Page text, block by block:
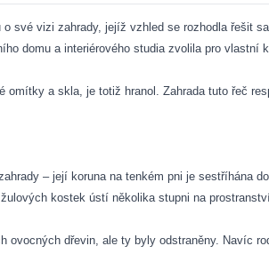
své vizi zahrady, jejíž vzhled se rozhodla řešit
domu a interiérového studia zvolila pro vlastní
a skla, je totiž hranol. Zahrada tuto řeč
– její koruna na tenkém pni je sestříhána
kostek ústí několika stupni na
dřevin, ale ty byly odstraněny. Navíc